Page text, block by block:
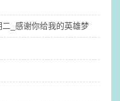
_感谢你给我的英雄梦